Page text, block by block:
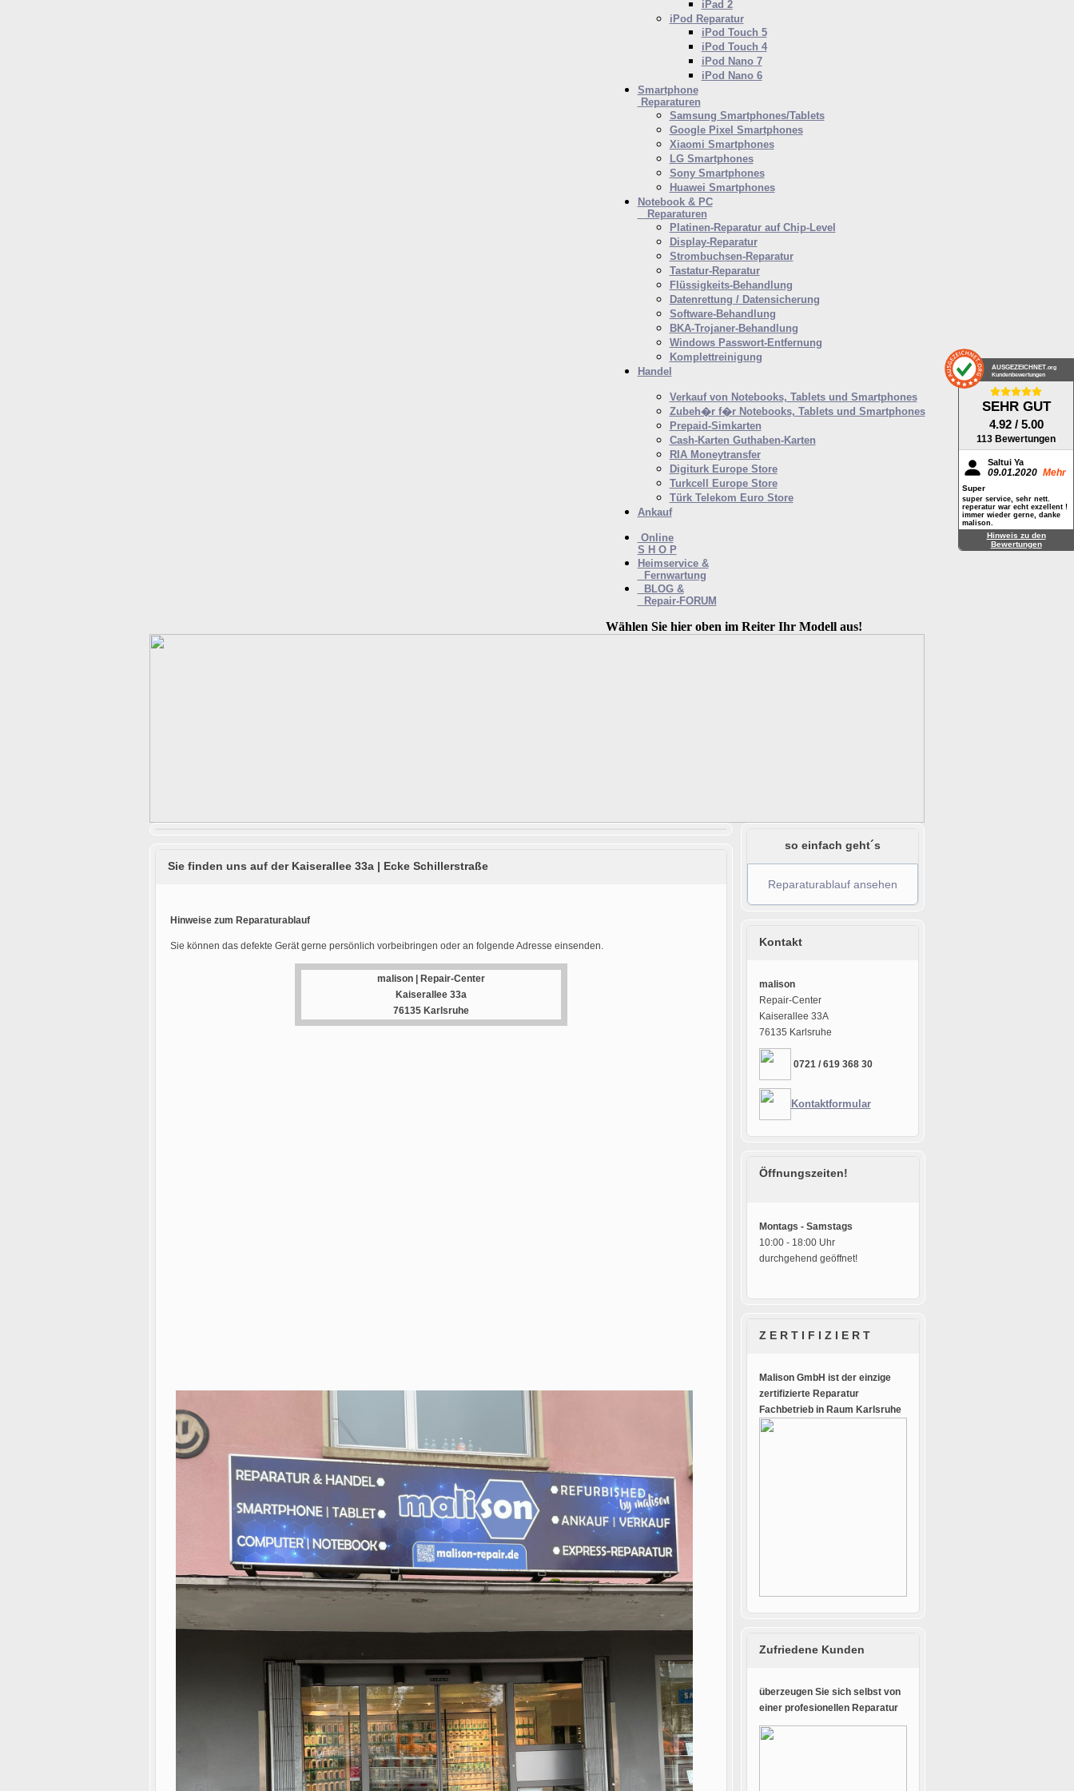
iPad 2
iPod Reparatur
iPod Touch 5
iPod Touch 4
iPod Nano 7
iPod Nano 6
Smartphone
Reparaturen
Samsung Smartphones/Tablets
Google Pixel Smartphones
Xiaomi Smartphones
LG Smartphones
Sony Smartphones
Huawei Smartphones
Notebook & PC
Reparaturen
Platinen-Reparatur auf Chip-Level
Display-Reparatur
Strombuchsen-Reparatur
Tastatur-Reparatur
Flüssigkeits-Behandlung
Datenrettung / Datensicherung
Software-Behandlung
BKA-Trojaner-Behandlung
Windows Passwort-Entfernung
Komplettreinigung
Handel
Verkauf von Notebooks, Tablets und Smartphones
Zubeh�r f�r Notebooks, Tablets und Smartphones
Prepaid-Simkarten
Cash-Karten Guthaben-Karten
RIA Moneytransfer
Digiturk Europe Store
Turkcell Europe Store
Türk Telekom Euro Store
Ankauf
Online
S H O P
Heimservice &
Fernwartung
BLOG &
Repair-FORUM
Wählen Sie hier oben im Reiter Ihr Modell aus!
Sie finden uns auf der Kaiserallee 33a | Ecke Schillerstraße
Hinweise zum Reparaturablauf
Sie können das defekte Gerät gerne persönlich vorbeibringen oder an folgende Adresse einsenden.
malison | Repair-Center
Kaiserallee 33a
76135 Karlsruhe
so einfach geht´s
Reparaturablauf ansehen
Kontakt
malison
Repair-Center
Kaiserallee 33A
76135 Karlsruhe
0721 / 619 368 30
Kontaktformular
Öffnungszeiten!
Montags - Samstags
10:00 - 18:00 Uhr
durchgehend geöffnet!
Z E R T I F I Z I E R T
Malison GmbH ist der einzige
zertifizierte Reparatur
Fachbetrieb in Raum Karlsruhe
Zufriedene Kunden
überzeugen Sie sich selbst von
einer profesionellen Reparatur
AUSGEZEICHNET .org
Kundenbewertungen
SEHR GUT
4.92 / 5.00
113 Bewertungen
Saltui Ya
09.01.2020 Mehr
Super
super service, sehr nett.
reperatur war echt exzellent !
immer wieder gerne, danke
malison.
Hinweis zu den
Bewertungen